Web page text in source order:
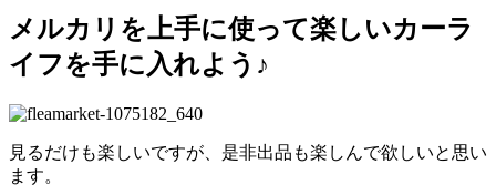
メルカリを上手に使って楽しいカーラ
イフを手に入れよう♪
見るだけも楽しいですが、是非出品も楽しんで欲しいと思い
ます。